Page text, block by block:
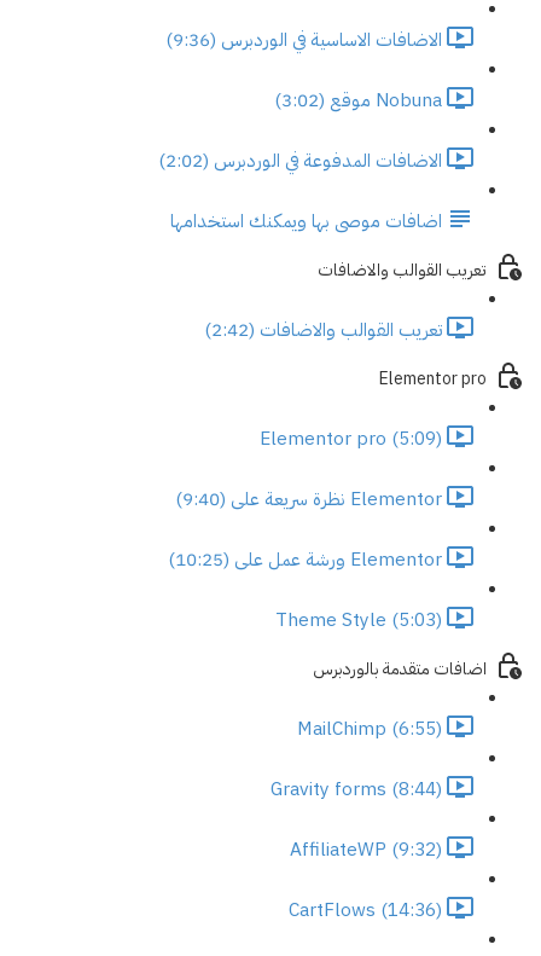
الاضافات الاساسية في الوردبرس (9:36)
Nobuna موقع (3:02)
الاضافات المدفوعة في الوردبرس (2:02)
اضافات موصى بها ويمكنك استخدامها
تعريب القوالب والاضافات
تعريب القوالب والاضافات (2:42)
Elementor pro
Elementor pro (5:09)
Elementor نظرة سريعة على (9:40)
Elementor ورشة عمل على (10:25)
Theme Style (5:03)
اضافات متقدمة بالوردبرس
MailChimp (6:55)
Gravity forms (8:44)
AffiliateWP (9:32)
CartFlows (14:36)